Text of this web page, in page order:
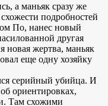
а маньяк сразу же
подробностей
По, нанес новый
другая
новая жертва, маньяк
еще одну хозяйку
серийный убийца. И
ориентировках,
Там схожими